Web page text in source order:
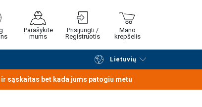
Parašykite
mums
Prisijungti /
Registruotis
Mano
krepšelis
Lietuvių
Tęsti naršymą Tęsti pirkimą
sąskaitas bet kada jums patogiu metu